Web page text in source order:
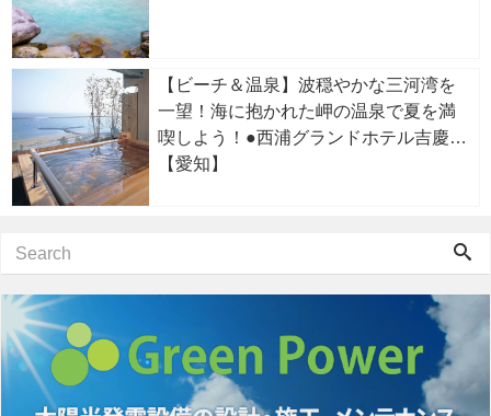
【ビーチ＆温泉】波穏やかな三河湾を
一望！海に抱かれた岬の温泉で夏を満
喫しよう！●西浦グランドホテル吉慶
【愛知】